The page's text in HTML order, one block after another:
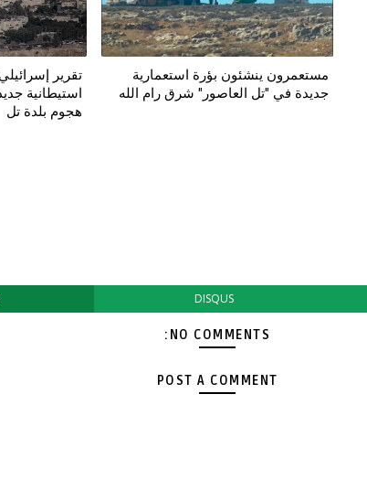
تقرير
استيطانية
هجوم بلدة تل
مستعمرون ينشئون بؤرة استعمارية
جديدة في "تل العاصور" شرق رام الله
DISQUS
NO COMMENTS:
POST A COMMENT